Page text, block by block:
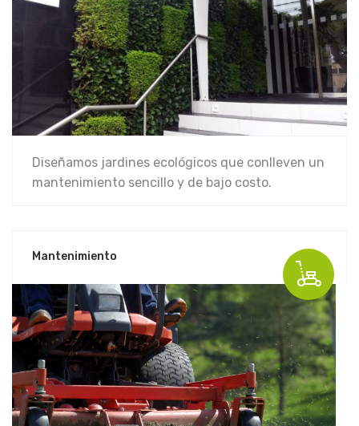
Diseñamos jardines ecológicos que conlleven un
mantenimiento sencillo y de bajo costo.
Mantenimiento